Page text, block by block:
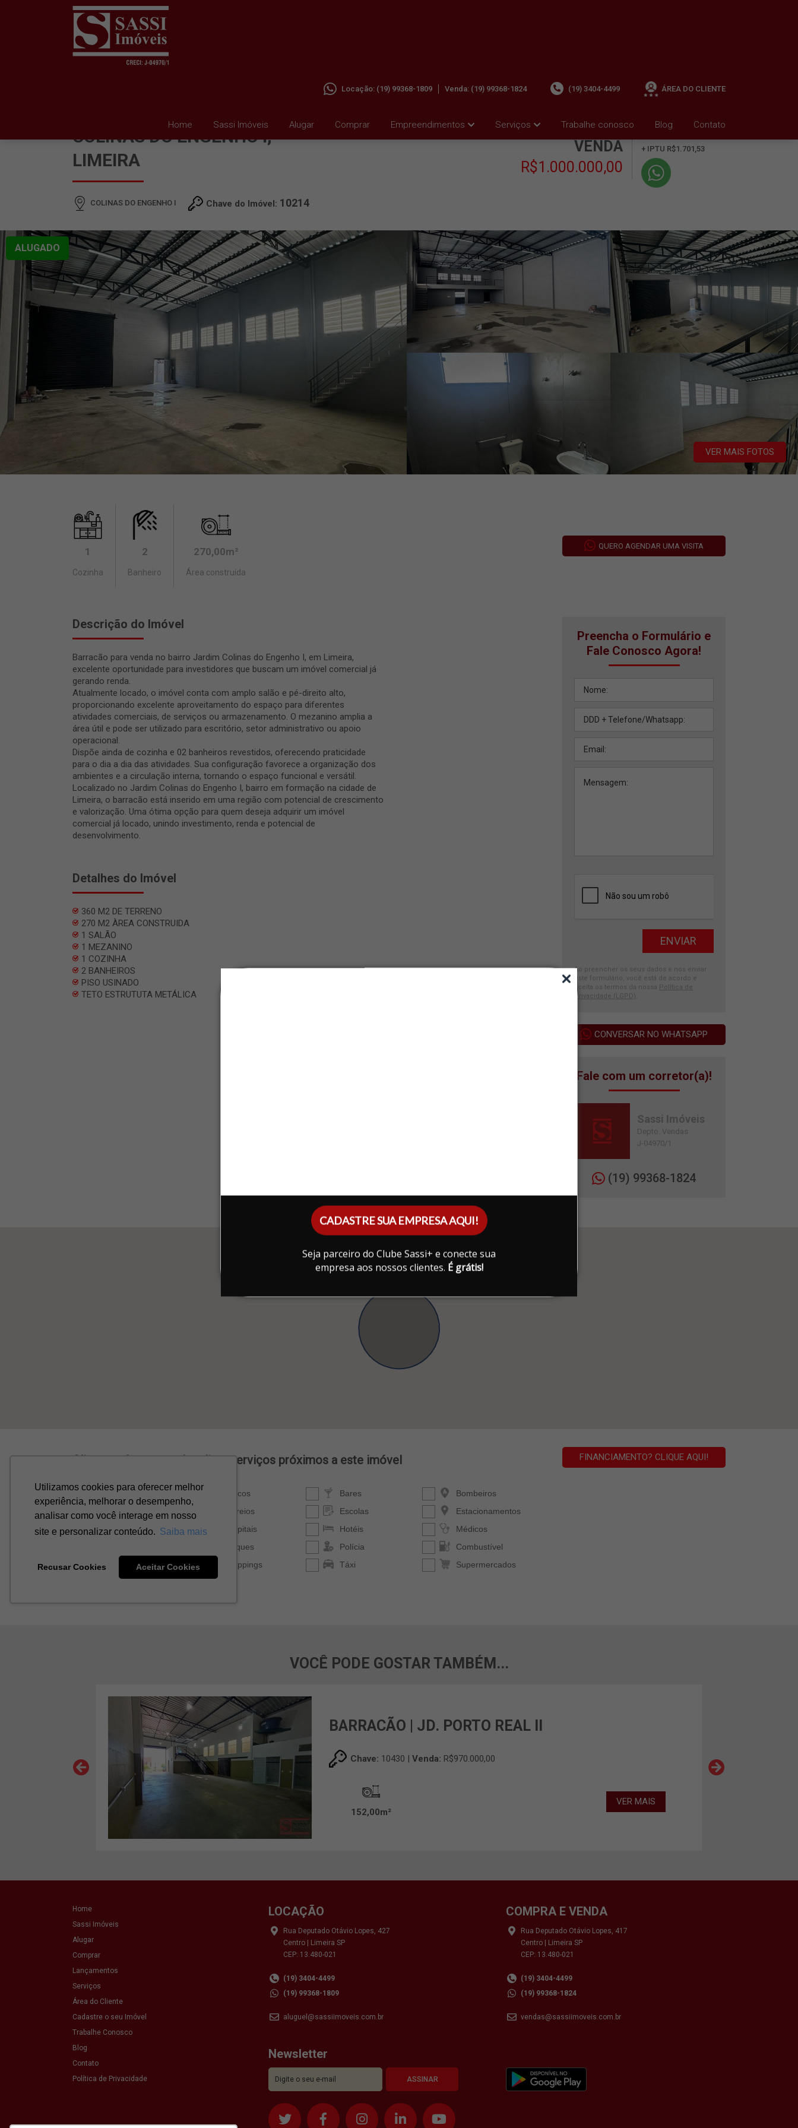
CADASTRE SUA EMPRESA AQUI!
Seja parceiro do Clube Sassi+ e conecte sua
empresa aos nossos clientes. É grátis!
Home Sassi Imóveis Alugar Comprar Empreendimentos Serviços Trabalhe conosco Blog Contato
Locação: (19) 99368-1809 Venda: (19) 99368-1824 (19) 3404-4499 ÁREA DO CLIENTE
COLINAS DO ENGENHO I,
LIMEIRA
COLINAS DO ENGENHO I Chave do Imóvel: 10214
VENDA
R$1.000.000,00
+ Condomínio R$0,00
+ IPTU R$1.701,53
ALUGADO
VER MAIS FOTOS
1
Cozinha
2
Banheiro
270,00m²
Área construída
QUERO AGENDAR UMA VISITA
Descrição do Imóvel
Barracão para venda no bairro Jardim Colinas do Engenho I, em Limeira,
excelente oportunidade para investidores que buscam um imóvel comercial já
gerando renda.
Atualmente locado, o imóvel conta com amplo salão e pé-direito alto,
proporcionando excelente aproveitamento do espaço para diferentes
atividades comerciais, de serviços ou armazenamento. O mezanino amplia a
área útil e pode ser utilizado para escritório, setor administrativo ou apoio
operacional.
Dispõe ainda de cozinha e 02 banheiros revestidos, oferecendo praticidade
para o dia a dia das atividades. Sua configuração favorece a organização dos
ambientes e a circulação interna, tornando o espaço funcional e versátil.
Localizado no Jardim Colinas do Engenho I, bairro em formação na cidade de
Limeira, o barracão está inserido em uma região com potencial de crescimento
e valorização. Uma ótima opção para quem deseja adquirir um imóvel
comercial já locado, unindo investimento, renda e potencial de
desenvolvimento.
Detalhes do Imóvel
360 M2 DE TERRENO
270 M2 ÀREA CONSTRUIDA
1 SALÃO
1 MEZANINO
1 COZINHA
2 BANHEIROS
PISO USINADO
TETO ESTRUTUTA METÁLICA
Preencha o Formulário e
Fale Conosco Agora!
Ao preencher os seus dados e nos enviar
este formulário, você está de acordo e
aceita os termos da nossa
Política de
Privacidade (LGPD)
CONVERSAR NO WHATSAPP
Fale com um corretor(a)!
Sassi Imóveis
Depto. Vendas
J-04970/1
(19) 99368-1824
VOCÊ PODE GOSTAR TAMBÉM...
BARRACÃO | JD. PORTO REAL II
Chave: 10430 |Venda: R$970.000,00
152,00m²
VER MAIS
Home
Sassi Imóveis
Alugar
Comprar
Lançamentos
Serviços
Área do Cliente
Cadastre o seu Imóvel
Trabalhe Conosco
Blog
Contato
Política de Privacidade
LOCAÇÃO
Rua Deputado Otávio Lopes, 427
Centro | Limeira SP
CEP: 13.480-021
(19) 3404-4499
(19) 99368-1809
aluguel@sassiimoveis.com.br
COMPRA E VENDA
Rua Deputado Otávio Lopes, 417
Centro | Limeira SP
CEP: 13.480-021
(19) 3404-4499
(19) 99368-1824
vendas@sassiimoveis.com.br
Newsletter